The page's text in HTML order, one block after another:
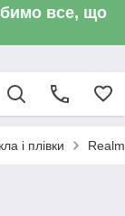
все, що
і плівки